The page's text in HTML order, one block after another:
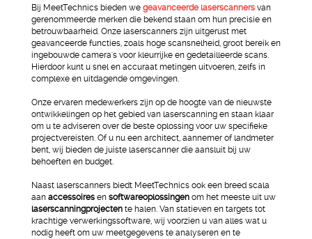
Bij MeetTechnics bieden we geavanceerde laserscanners van
gerenommeerde merken die bekend staan om hun precisie en
betrouwbaarheid. Onze laserscanners zijn uitgerust met
geavanceerde functies, zoals hoge scansnelheid, groot bereik en
ingebouwde camera's voor kleurrijke en gedetailleerde scans.
Hierdoor kunt u snel en accuraat metingen uitvoeren, zelfs in
complexe en uitdagende omgevingen.
Onze ervaren medewerkers zijn op de hoogte van de nieuwste
ontwikkelingen op het gebied van laserscanning en staan klaar
om u te adviseren over de beste oplossing voor uw specifieke
projectvereisten. Of u nu een architect, aannemer of landmeter
bent, wij bieden de juiste laserscanner die aansluit bij uw
behoeften en budget.
Naast laserscanners biedt MeetTechnics ook een breed scala
aan accessoires en softwareoplossingen om het meeste uit uw
laserscanningprojecten te halen. Van statieven en targets tot
krachtige verwerkingssoftware, wij voorzien u van alles wat u
nodig heeft om uw meetgegevens te analyseren en te